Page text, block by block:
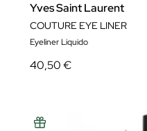
Yves Saint Laurent
COUTURE EYE LINER
Eyeliner Liquido
40,50 €